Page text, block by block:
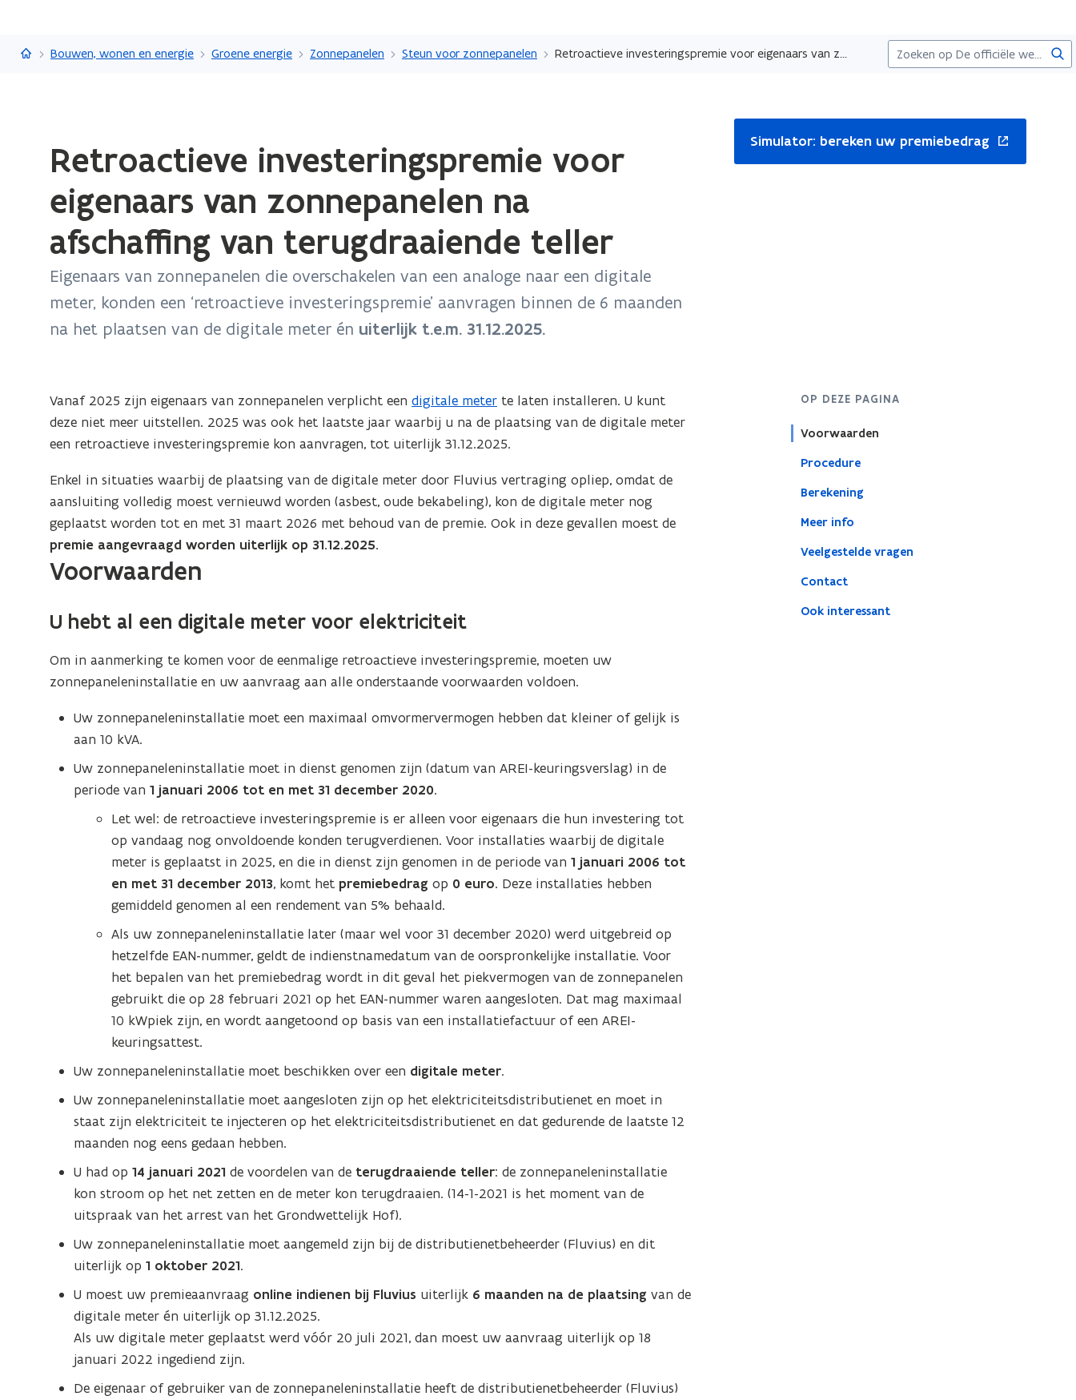
en
Vlaanderen.be
Bouwen, wonen en energie Groene energie Zonnepanelen Steun voor zonnepanelen Retroactieve investeringspremie voor eigenaars van zonnepanelen na afschaffing van terugdraaiende teller
laden.
bevindt
Retroactieve
investeringspremie
voor
afschaffing
terugdraaiende
teller
Retroactieve investeringspremie voor
eigenaars van zonnepanelen na
afschaffing van terugdraaiende teller
Eigenaars van zonnepanelen die overschakelen van een analoge naar een digitale
meter, konden een ‘retroactieve investeringspremie’ aanvragen binnen de 6 maanden
na het plaatsen van de digitale meter én uiterlijk t.e.m. 31.12.2025.
Simulator: bereken uw premiebedrag
OP DEZE PAGINA
Voorwaarden
Procedure
Berekening
Meer info
Veelgestelde vragen
Contact
Ook interessant
Vanaf 2025 zijn eigenaars van zonnepanelen verplicht eendigitale meter te laten installeren. U kunt
deze niet meer uitstellen. 2025 was ook het laatste jaar waarbij u na de plaatsing van de digitale meter
een retroactieve investeringspremie kon aanvragen, tot uiterlijk 31.12.2025.
Enkel in situaties waarbij de plaatsing van de digitale meter door Fluvius vertraging opliep, omdat de
aansluiting volledig moest vernieuwd worden (asbest, oude bekabeling), kon de digitale meter nog
geplaatst worden tot en met 31 maart 2026 met behoud van de premie. Ook in deze gevallen moest de
premie aangevraagd worden uiterlijk op 31.12.2025.
Voorwaarden
U hebt al een digitale meter voor elektriciteit
Om in aanmerking te komen voor de eenmalige retroactieve investeringspremie, moeten uw
zonnepaneleninstallatie en uw aanvraag aan alle onderstaande voorwaarden voldoen.
Uw zonnepaneleninstallatie moet een maximaal omvormervermogen hebben dat kleiner of gelijk is
aan 10 kVA.
Uw zonnepaneleninstallatie moet in dienst genomen zijn (datum van AREI-keuringsverslag) in de
periode van1 januari 2006 tot en met 31 december 2020.
Let wel: de retroactieve investeringspremie is er alleen voor eigenaars die hun investering tot
op vandaag nog onvoldoende konden terugverdienen. Voor installaties waarbij de digitale
meter is geplaatst in 2025, en die in dienst zijn genomen in de periode van 1 januari 2006 tot
en met 31 december 2013, komt het premiebedragop 0 euro. Deze installaties hebben
gemiddeld genomen al een rendement van 5% behaald.
Als uw zonnepaneleninstallatie later (maar wel voor 31 december 2020) werd uitgebreid op
hetzelfde EAN-nummer, geldt de indienstnamedatum van de oorspronkelijke installatie. Voor
het bepalen van het premiebedrag wordt in dit geval het piekvermogen van de zonnepanelen
gebruikt die op 28 februari 2021 op het EAN-nummer waren aangesloten. Dat mag maximaal
10 kWpiek zijn, en wordt aangetoond op basis van een installatiefactuur of een AREI-
keuringsattest.
Uw zonnepaneleninstallatie moet beschikken over een digitale meter.
Uw zonnepaneleninstallatie moet aangesloten zijn op het elektriciteitsdistributienet en moet in
staat zijn elektriciteit te injecteren op het elektriciteitsdistributienet en dat gedurende de laatste 12
maanden nog eens gedaan hebben.
U had op14 januari 2021 de voordelen van de terugdraaiende teller: de zonnepaneleninstallatie
kon stroom op het net zetten en de meter kon terugdraaien. (14-1-2021 is het moment van de
uitspraak van het arrest van het Grondwettelijk Hof).
Uw zonnepaneleninstallatie moet aangemeld zijn bij de distributienetbeheerder (Fluvius) en dit
uiterlijk op1 oktober 2021.
U moest uw premieaanvraag online indienen bij Fluvius uiterlijk 6 maanden na de plaatsing van de
digitale meter én uiterlijk op 31.12.2025.
Als uw digitale meter geplaatst werd vóór 20 juli 2021, dan moest uw aanvraag uiterlijk op 18
januari 2022 ingediend zijn.
De eigenaar of gebruiker van de zonnepaneleninstallatie heeft de distributienetbeheerder (Fluvius)